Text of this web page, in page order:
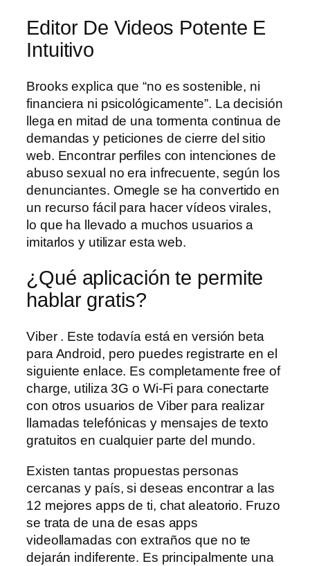
Editor De Videos Potente E
Intuitivo
Brooks explica que “no es sostenible, ni
financiera ni psicológicamente”. La decisión
llega en mitad de una tormenta continua de
demandas y peticiones de cierre del sitio
web. Encontrar perfiles con intenciones de
abuso sexual no era infrecuente, según los
denunciantes. Omegle se ha convertido en
un recurso fácil para hacer vídeos virales,
lo que ha llevado a muchos usuarios a
imitarlos y utilizar esta web.
¿Qué aplicación te permite
hablar gratis?
Viber . Este todavía está en versión beta
para Android, pero puedes registrarte en el
siguiente enlace. Es completamente free of
charge, utiliza 3G o Wi-Fi para conectarte
con otros usuarios de Viber para realizar
llamadas telefónicas y mensajes de texto
gratuitos en cualquier parte del mundo.
Existen tantas propuestas personas
cercanas y país, si deseas encontrar a las
12 mejores apps de ti, chat aleatorio. Fruzo
se trata de una de esas apps
videollamadas con extraños que no te
dejarán indiferente. Es principalmente una